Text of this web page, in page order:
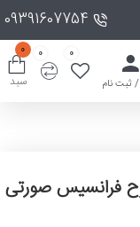
09391607754
/ ثبت نام
0
0
سبد
0